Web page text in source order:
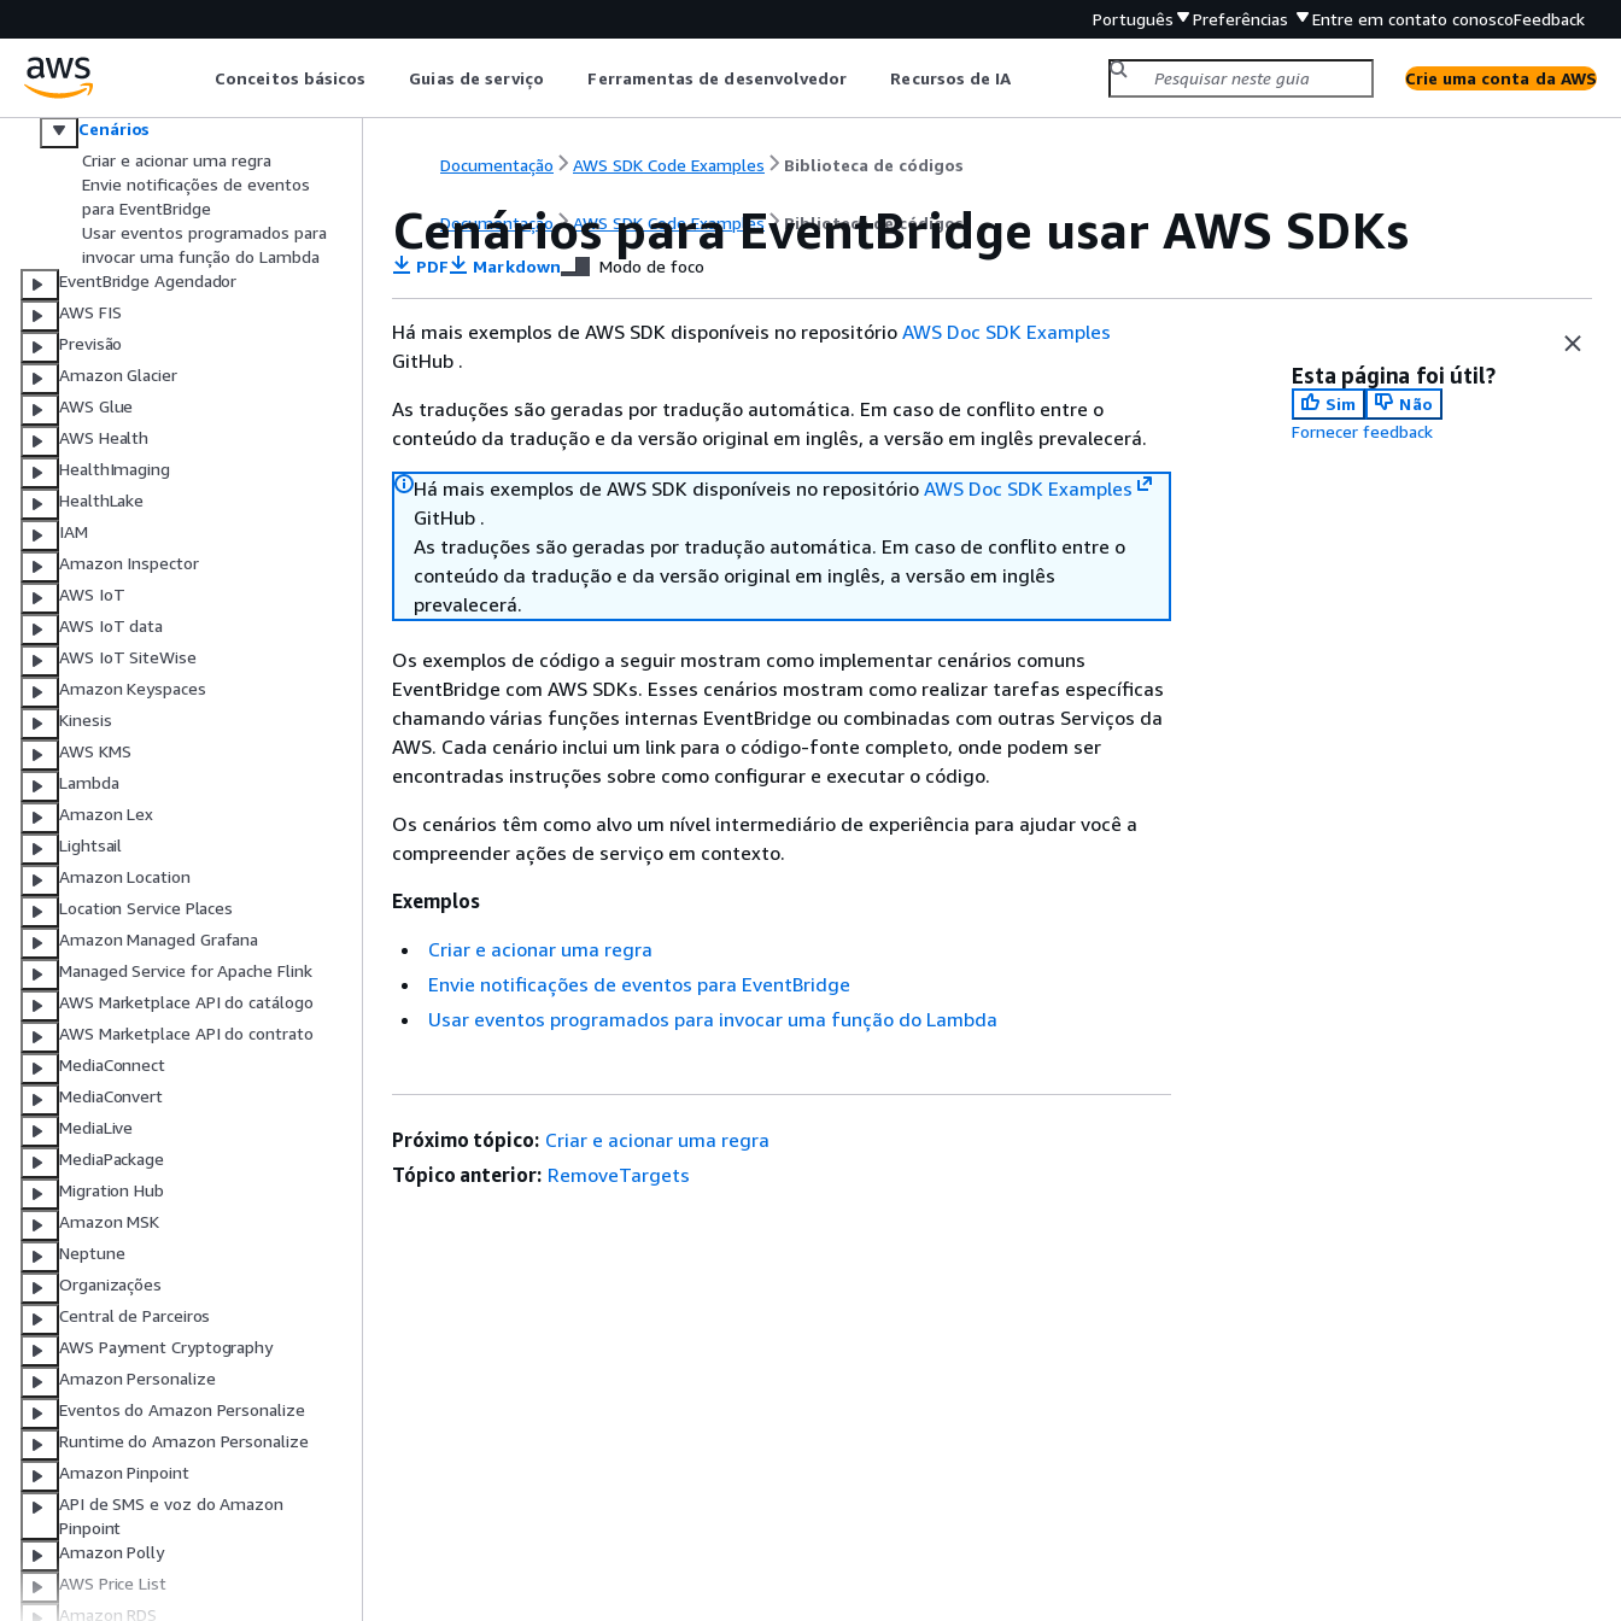
Português Preferências Entre em contato conoscoFeedback
Conceitos básicos Guias de serviço Ferramentas de desenvolvedor Recursos de IA Crie uma conta da AWS
OpenSearch Serviço
EventBridge
Conceitos básicos
Cenários
Criar e acionar uma regra
Envie notificações de eventos
para EventBridge
Usar eventos programados para
invocar uma função do Lambda
EventBridge Agendador
AWS FIS
Previsão
Amazon Glacier
AWS Glue
AWS Health
HealthImaging
HealthLake
IAM
Amazon Inspector
AWS IoT
AWS IoT data
AWS IoT SiteWise
Amazon Keyspaces
Kinesis
AWS KMS
Lambda
Amazon Lex
Lightsail
Amazon Location
Location Service Places
Amazon Managed Grafana
Managed Service for Apache Flink
AWS Marketplace API do catálogo
AWS Marketplace API do contrato
MediaConnect
MediaConvert
MediaLive
MediaPackage
Migration Hub
Amazon MSK
Neptune
Organizações
Central de Parceiros
AWS Payment Cryptography
Amazon Personalize
Eventos do Amazon Personalize
Runtime do Amazon Personalize
Amazon Pinpoint
API de SMS e voz do Amazon
Pinpoint
Amazon Polly
AWS Price List
Amazon RDS
Documentação AWS SDK Code Examples Biblioteca de códigos
Documentação AWS SDK Code Examples Biblioteca de códigos
Cenários para EventBridge usar AWS SDKs
PDF Markdown Modo de foco
Há mais exemplos de AWS SDK disponíveis no repositório AWS Doc SDK Examples
GitHub .
As traduções são geradas por tradução automática. Em caso de conflito entre o
conteúdo da tradução e da versão original em inglês, a versão em inglês prevalecerá.
Há mais exemplos de AWS SDK disponíveis no repositório AWS Doc SDK Examples
GitHub .
As traduções são geradas por tradução automática. Em caso de conflito entre o
conteúdo da tradução e da versão original em inglês, a versão em inglês
prevalecerá.
Os exemplos de código a seguir mostram como implementar cenários comuns
EventBridge com AWS SDKs. Esses cenários mostram como realizar tarefas específicas
chamando várias funções internas EventBridge ou combinadas com outras Serviços da
AWS. Cada cenário inclui um link para o código-fonte completo, onde podem ser
encontradas instruções sobre como configurar e executar o código.
Os cenários têm como alvo um nível intermediário de experiência para ajudar você a
compreender ações de serviço em contexto.
Exemplos
Criar e acionar uma regra
Envie notificações de eventos para EventBridge
Usar eventos programados para invocar uma função do Lambda
Esta página foi útil?
Sim
Não
Fornecer feedback
Próximo tópico: Criar e acionar uma regra
Tópico anterior: RemoveTargets